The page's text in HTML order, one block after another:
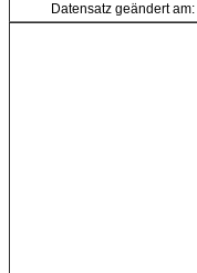
Datensatz geändert am: